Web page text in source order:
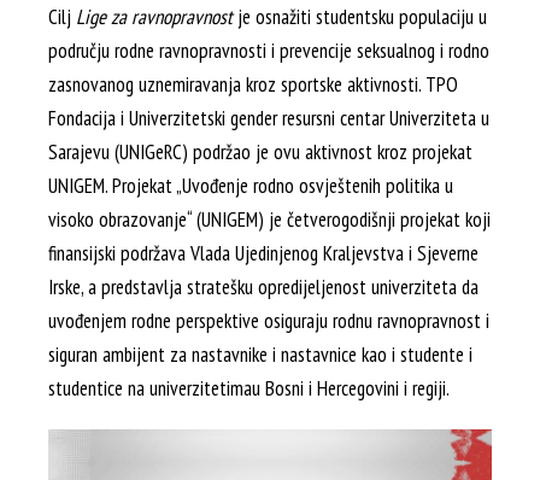
Cilj Lige za ravnopravnostje osnažiti studentsku populaciju u
području rodne ravnopravnosti i prevencije seksualnog i rodno
zasnovanog uznemiravanja kroz sportske aktivnosti. TPO
Fondacija i Univerzitetski gender resursni centar Univerziteta u
Sarajevu (UNIGeRC) podržao je ovu aktivnost kroz projekat
UNIGEM. Projekat „Uvođenje rodno osvještenih politika u
visoko obrazovanje“ (UNIGEM) je četverogodišnji projekat koji
finansijski podržava Vlada Ujedinjenog Kraljevstva i Sjeverne
Irske, a predstavlja stratešku opredijeljenost univerziteta da
uvođenjem rodne perspektive osiguraju rodnu ravnopravnost i
siguran ambijent za nastavnike i nastavnice kao i studente i
studentice na univerzitetimau Bosni i Hercegovini i regiji.